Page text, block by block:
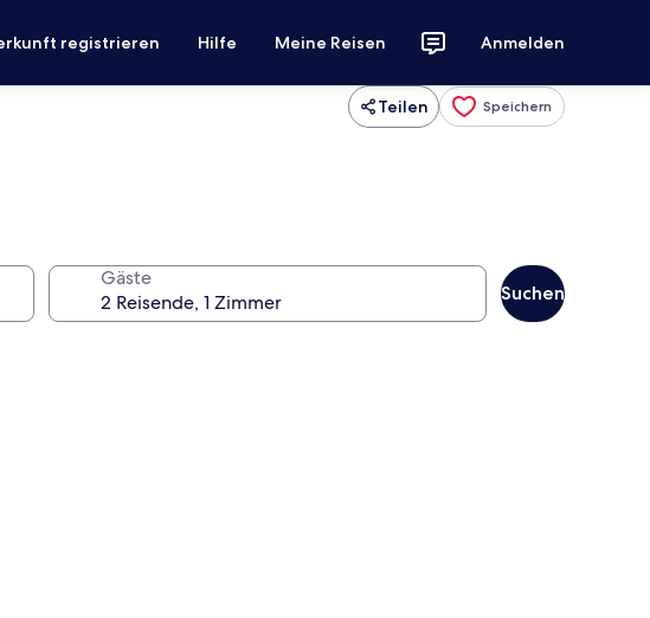
registrieren Hilfe Meine Reisen Anmelden
Teilen Speichern
Gäste
Suchen